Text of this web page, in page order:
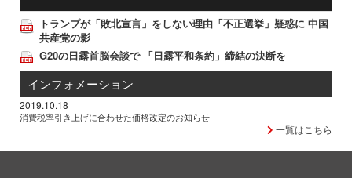
トランプが「敗北宣言」をしない理由「不正選挙」疑惑に 中国
共産党の影
G20の日露首脳会談で 「日露平和条約」締結の決断を
インフォメーション
2019.10.18
消費税率引き上げに合わせた価格改定のお知らせ
一覧はこちら